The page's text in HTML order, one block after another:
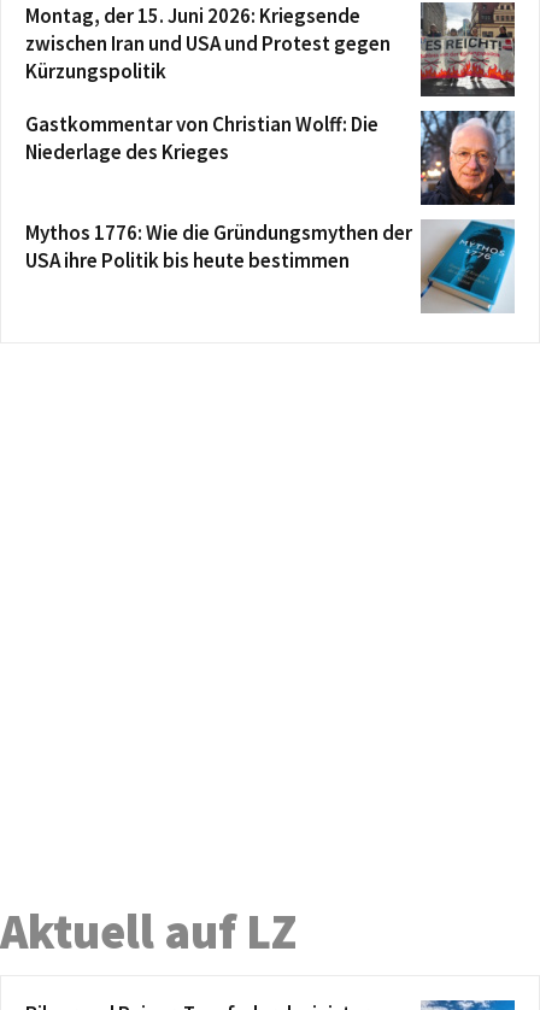
Montag, der 15. Juni 2026: Kriegsende
zwischen Iran und USA und Protest gegen
Kürzungspolitik
Gastkommentar von Christian Wolff: Die
Niederlage des Krieges
Mythos 1776: Wie die Gründungsmythen der
USA ihre Politik bis heute bestimmen
Aktuell auf LZ